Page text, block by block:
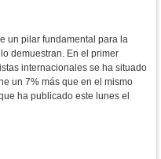
un pilar fundamental para la
demuestran. En el primer
internacionales se ha situado
un 7% más que en el mismo
ha publicado este lunes el